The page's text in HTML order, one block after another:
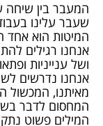
המעבר בין שיחה
שעבר עלינו
המיטות הוא אחד
אנחנו רגילים
ושל ענייניות
אנחנו נדרשים
מאיתנו, המכשול
המחסום לדבר
המילים פשוט